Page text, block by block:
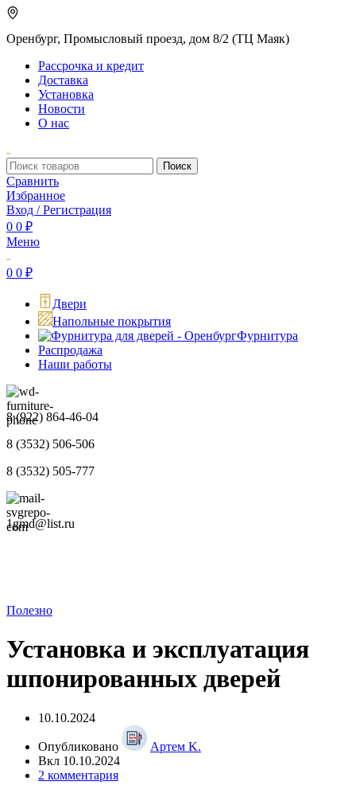
Оренбург, Промысловый проезд, дом 8/2 (ТЦ Маяк)
Рассрочка и кредит
Доставка
Установка
Новости
О нас
Поиск
Сравнить
Избранное
Вход / Регистрация
0 0 ₽
Меню
0 0 ₽
Двери
Напольные покрытия
Фурнитура
Распродажа
Наши работы
8 (922) 864-46-04
8 (3532) 506-506
8 (3532) 505-777
1gmd@list.ru
Полезно
Установка и эксплуатация
шпонированных дверей
10.10.2024
Опубликовано
Артем K.
Вкл 10.10.2024
2 комментария